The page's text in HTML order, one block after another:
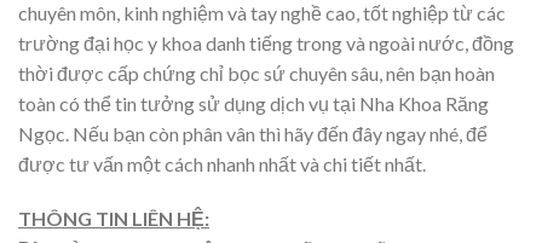
chuyên môn, kinh nghiệm và tay nghề cao, tốt nghiệp từ các
trường đại học y khoa danh tiếng trong và ngoài nước, đồng
thời được cấp chứng chỉ bọc sứ chuyên sâu, nên bạn hoàn
toàn có thể tin tưởng sử dụng dịch vụ tại Nha Khoa Răng
Ngọc. Nếu bạn còn phân vân thì hãy đến đây ngay nhé, để
được tư vấn một cách nhanh nhất và chi tiết nhất.
THÔNG TIN LIÊN HỆ: